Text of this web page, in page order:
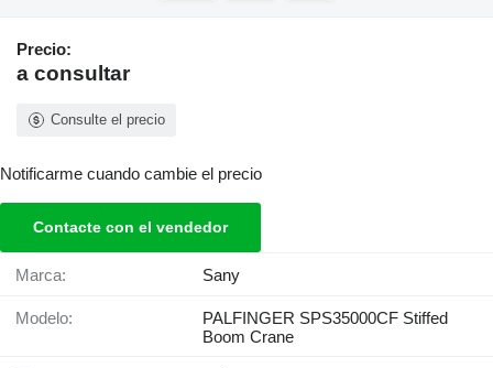
Precio:
a consultar
Consulte el precio
Notificarme cuando cambie el precio
Contacte con el vendedor
Marca: Sany
Modelo:
PALFINGER SPS35000CF Stiffed
Boom Crane